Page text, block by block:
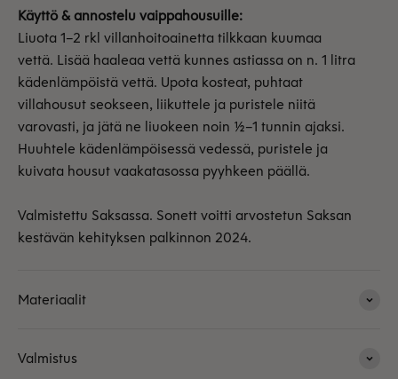
Käyttö & annostelu vaippahousuille:
Liuota 1–2 rkl villanhoitoainetta tilkkaan kuumaa
vettä. Lisää haaleaa vettä kunnes astiassa on n. 1 litra
kädenlämpöistä vettä. Upota kosteat, puhtaat
villahousut seokseen, liikuttele ja puristele niitä
varovasti, ja jätä ne liuokeen noin 1/2–1 tunnin ajaksi.
Huuhtele kädenlämpöisessä vedessä, puristele ja
kuivata housut vaakatasossa pyyhkeen päällä.
Valmistettu Saksassa. Sonett voitti arvostetun Saksan
kestävän kehityksen palkinnon 2024.
Materiaalit
Valmistus